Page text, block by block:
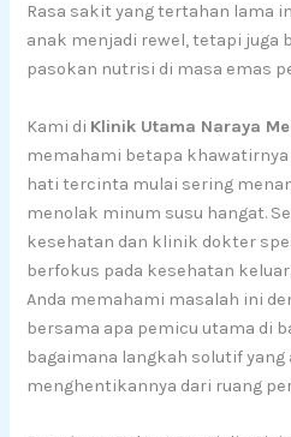
Rasa sakit yang tertahan lama
anak menjadi rewel, tetapi juga
pasokan nutrisi di masa emas
Kami di Klinik Utama Naraya
memahami betapa
hati tercinta mulai sering
menolak minum susu hangat.
kesehatan dan klinik dokter
berfokus pada kesehatan
Anda memahami masalah ini
bersama apa pemicu utama di
bagaimana langkah solutif yang
menghentikannya dari ruang